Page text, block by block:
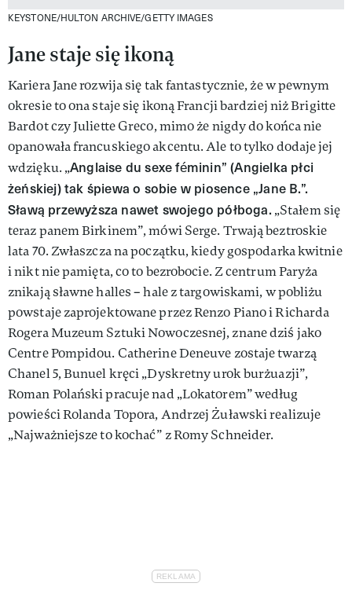
KEYSTONE/HULTON ARCHIVE/GETTY IMAGES
Jane staje się ikoną
Kariera Jane rozwija się tak fantastycznie, że w pewnym
okresie to ona staje się ikoną Francji bardziej niż Brigitte
Bardot czy Juliette Greco, mimo że nigdy do końca nie
opanowała francuskiego akcentu. Ale to tylko dodaje jej
wdzięku. „Anglaise du sexe féminin” (Angielka płci
żeńskiej) tak śpiewa o sobie w piosence „Jane B.”.
Sławą przewyższa nawet swojego półboga. „Stałem się
teraz panem Birkinem”, mówi Serge. Trwają beztroskie
lata 70. Zwłaszcza na początku, kiedy gospodarka kwitnie
i nikt nie pamięta, co to bezrobocie. Z centrum Paryża
znikają sławne halles – hale z targowiskami, w pobliżu
powstaje zaprojektowane przez Renzo Piano i Richarda
Rogera Muzeum Sztuki Nowoczesnej, znane dziś jako
Centre Pompidou. Catherine Deneuve zostaje twarzą
Chanel 5, Bunuel kręci „Dyskretny urok burżuazji”,
Roman Polański pracuje nad „Lokatorem” według
powieści Rolanda Topora, Andrzej Żuławski realizuje
„Najważniejsze to kochać” z Romy Schneider.